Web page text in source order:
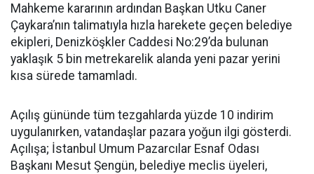
Mahkeme kararının ardından Başkan Utku Caner
Çaykara’nın talimatıyla hızla harekete geçen belediye
ekipleri, Denizköşkler Caddesi No:29’da bulunan
yaklaşık 5 bin metrekarelik alanda yeni pazar yerini
kısa sürede tamamladı.
Açılış gününde tüm tezgahlarda yüzde 10 indirim
uygulanırken, vatandaşlar pazara yoğun ilgi gösterdi.
Açılışa; İstanbul Umum Pazarcılar Esnaf Odası
Başkanı Mesut Şengün, belediye meclis üyeleri,